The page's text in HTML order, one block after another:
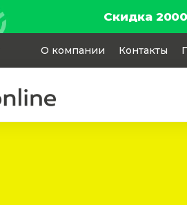
Скидка
О компании Контакты